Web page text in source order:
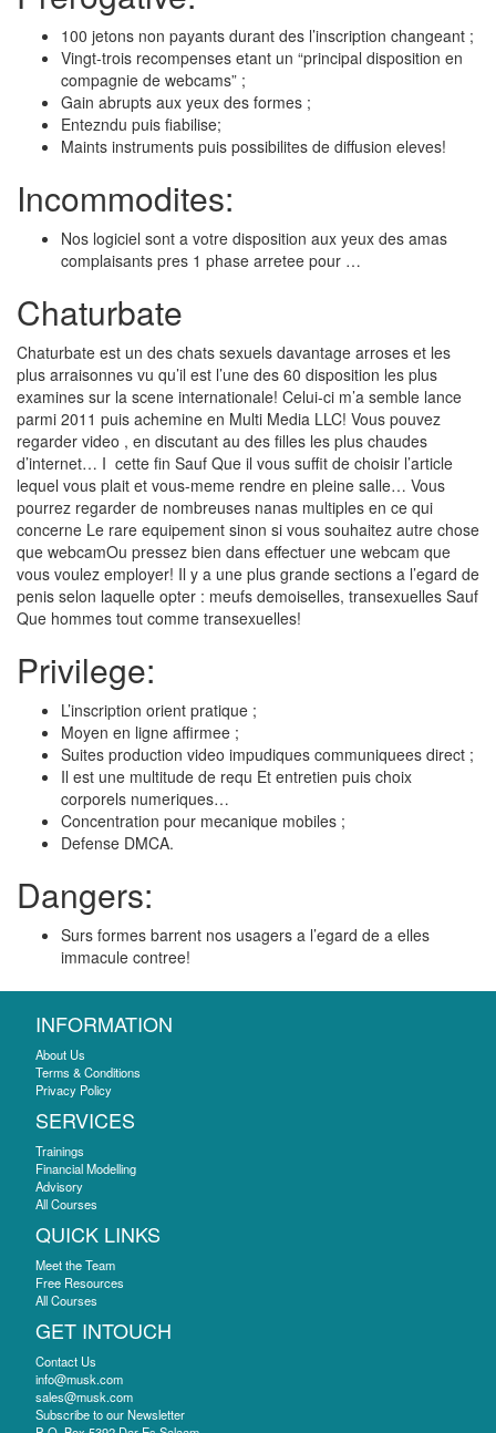
100 jetons non payants durant des l’inscription changeant ;
Vingt-trois recompenses etant un “principal disposition en
compagnie de webcams” ;
Gain abrupts aux yeux des formes ;
Entezndu puis fiabilise;
Maints instruments puis possibilites de diffusion eleves!
Incommodites:
Nos logiciel sont a votre disposition aux yeux des amas
complaisants pres 1 phase arretee pour …
Chaturbate
Chaturbate est un des chats sexuels davantage arroses et les
plus arraisonnes vu qu’il est l’une des 60 disposition les plus
examines sur la scene internationale! Celui-ci m’a semble lance
parmi 2011 puis achemine en Multi Media LLC! Vous pouvez
regarder video , en discutant au des filles les plus chaudes
d’internet… I cette fin Sauf Que il vous suffit de choisir l’article
lequel vous plait et vous-meme rendre en pleine salle… Vous
pourrez regarder de nombreuses nanas multiples en ce qui
concerne Le rare equipement sinon si vous souhaitez autre chose
que webcamOu pressez bien dans effectuer une webcam que
vous voulez employer! Il y a une plus grande sections a l’egard de
penis selon laquelle opter : meufs demoiselles, transexuelles Sauf
Que hommes tout comme transexuelles!
Privilege:
L’inscription orient pratique ;
Moyen en ligne affirmee ;
Suites production video impudiques communiquees direct ;
Il est une multitude de requ Et entretien puis choix
corporels numeriques…
Concentration pour mecanique mobiles ;
Defense DMCA.
Dangers:
Surs formes barrent nos usagers a l’egard de a elles
immacule contree!
INFORMATION
About Us
Terms & Conditions
Privacy Policy
SERVICES
Trainings
Financial Modelling
Advisory
All Courses
QUICK LINKS
Meet the Team
Free Resources
All Courses
GET INTOUCH
Contact Us
info@musk.com
sales@musk.com
Subscribe to our Newsletter